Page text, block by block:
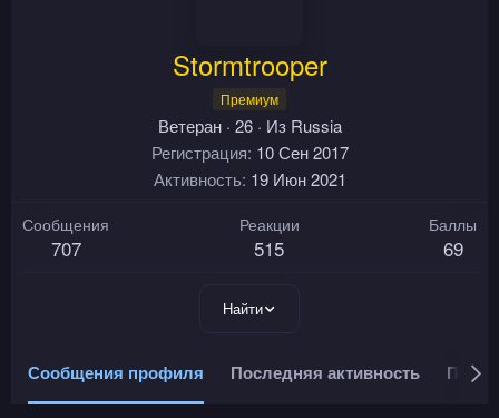
Stormtrooper
Премиум
Ветеран · 26 · Из Russia
Регистрация 10 Сен 2017
Активность 19 Июн 2021
Сообщения
707
Реакции
515
Баллы
69
Найти
Сообщения профиля Последняя активность